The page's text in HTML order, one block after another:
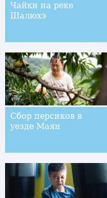
Чайки на реке
Шалюхэ
Сбор персиков в
уезде Маян